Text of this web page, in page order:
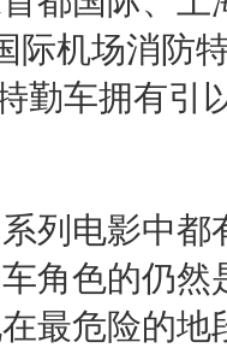
际机场消防
勤车拥有引
列电影中都
角色的仍然
最危险的